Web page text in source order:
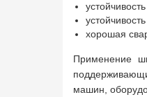
хорошая
Применение
машин,